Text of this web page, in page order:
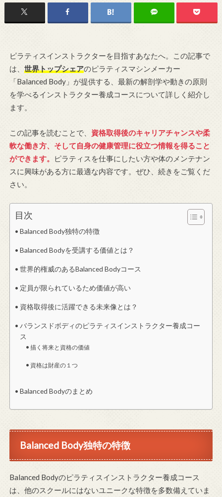
ピラティスインストラクターを目指すあなたへ。この記事で
は、 世界トップシェアのピラティスマシンメーカー
「Balanced Body」が提供する、最新の解剖学や動きの原則
を学べるインストラクター養成コースについて詳しく紹介し
ます。
この記事を読むことで、 資格取得後のキャリアチャンスや柔
軟な働き方、そして自身の健康管理に役立つ情報を得ること
ができます。
ピラティスを仕事にしたい方や体のメンテナン
スに興味がある方に最適な内容です。ぜひ、続きをご覧くだ
さい。
目次
Balanced Body独特の特徴
Balanced Bodyを受講する価値とは？
世界的権威のあるBalanced Bodyコース
定員が限られているため価値が高い
資格取得後に活躍できる未来像とは？
バランスドボディのピラティスインストラクター養成コー
ス
描く将来と資格の価値
資格は財産の１つ
Balanced Bodyのまとめ
Balanced Body独特の特徴
Balanced Bodyのピラティスインストラクター養成コース
は、他のスクールにはないユニークな特徴を多数備えていま